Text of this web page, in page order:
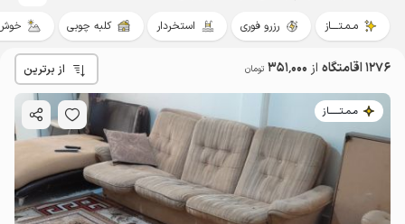
مـمـتــــاز رزرو فوری استخردار کلبه چوبی
1276 اقامتگاه از 351٬000 تومان از برترین
مـمـتــــــاز